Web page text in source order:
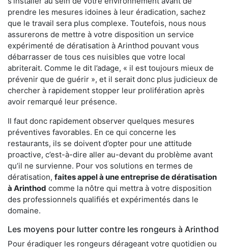
prendre les mesures idoines à leur éradication, sachez
que le travail sera plus complexe. Toutefois, nous nous
assurerons de mettre à votre disposition un service
expérimenté de dératisation à Arinthod pouvant vous
débarrasser de tous ces nuisibles que votre local
abriterait. Comme le dit l’adage, « il est toujours mieux de
prévenir que de guérir », et il serait donc plus judicieux de
chercher à rapidement stopper leur prolifération après
avoir remarqué leur présence.
Il faut donc rapidement observer quelques mesures
préventives favorables. En ce qui concerne les
restaurants, ils se doivent d’opter pour une attitude
proactive, c’est-à-dire aller au-devant du problème avant
qu’il ne survienne. Pour vos solutions en termes de
dératisation, faites appel à une entreprise de dératisation
à Arinthod comme la nôtre qui mettra à votre disposition
des professionnels qualifiés et expérimentés dans le
domaine.
Les moyens pour lutter contre les rongeurs à Arinthod
Pour éradiquer les rongeurs dérageant votre quotidien ou